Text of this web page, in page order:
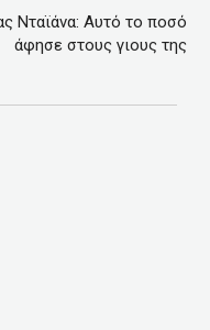
Νταϊάνα: Αυτό το ποσό
άφησε στους γιους της